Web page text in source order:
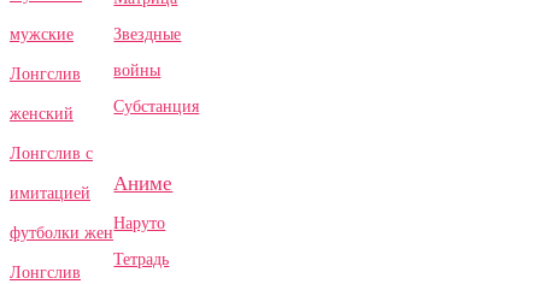
мужские
Лонгслив
женский
Лонгслив с
имитацией
футболки жен
Лонгслив
Звездные
войны
Субстанция
Аниме
Наруто
Тетрадь